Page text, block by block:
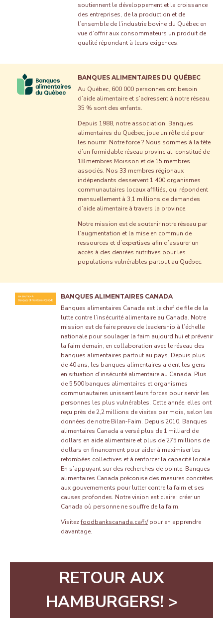
soutiennent le développement et la croissance
des entreprises, de la production et de
l’ensemble de l’industrie bovine du Québec en
vue d’offrir aux consommateurs un produit de
qualité répondant à leurs exigences.
BANQUES ALIMENTAIRES DU QUÉBEC
Au Québec, 600 000 personnes ont besoin
d’aide alimentaire et s’adressent à notre réseau.
35 % sont des enfants.
Depuis 1988, notre association, Banques
alimentaires du Québec, joue un rôle clé pour
les nourrir. Notre force ? Nous sommes à la tête
d’un formidable réseau provincial, constitué de
18 membres Moisson et de 15 membres
associés. Nos 33 membres régionaux
indépendants desservent 1 400 organismes
communautaires locaux affiliés, qui répondent
mensuellement à 3,1 millions de demandes
d’aide alimentaire à travers la province.
Notre mission est de soutenir notre réseau par
l’augmentation et la mise en commun de
ressources et d’expertises afin d’assurer un
accès à des denrées nutritives pour les
populations vulnérables partout au Québec.
BANQUES ALIMENTAIRES CANADA
Banques alimentaires Canada est le chef de file de la
lutte contre l’insécurité alimentaire au Canada. Notre
mission est de faire preuve de leadership à l’échelle
nationale pour soulager la faim aujourd’hui et prévenir
la faim demain, en collaboration avec le réseau des
banques alimentaires partout au pays. Depuis plus
de 40 ans, les banques alimentaires aident les gens
en situation d’insécurité alimentaire au Canada. Plus
de 5 500 banques alimentaires et organismes
communautaires unissent leurs forces pour servir les
personnes les plus vulnérables. Cette année, elles ont
reçu près de 2,2 millions de visites par mois, selon les
données de notre Bilan‑Faim. Depuis 2010, Banques
alimentaires Canada a versé plus de 1 milliard de
dollars en aide alimentaire et plus de 275 millions de
dollars en financement pour aider à maximiser les
retombées collectives et à renforcer la capacité locale.
En s’appuyant sur des recherches de pointe, Banques
alimentaires Canada préconise des mesures concrètes
aux gouvernements pour lutter contre la faim et ses
causes profondes. Notre vision est claire : créer un
Canada où personne ne souffre de la faim.
Visitezfoodbankscanada.ca/fr/pour en apprendre
davantage.
RETOUR AUX
HAMBURGERS! >